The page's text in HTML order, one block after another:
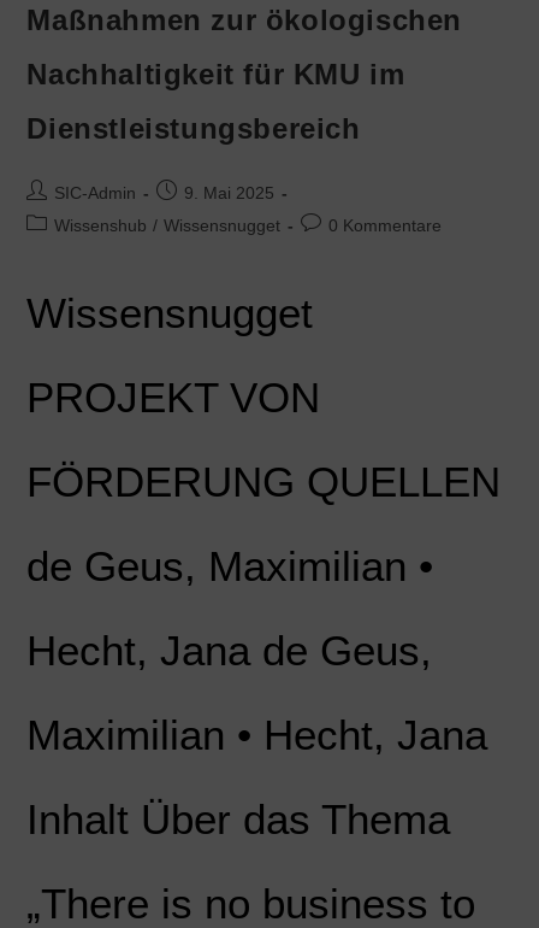
Maßnahmen zur ökologischen
Nachhaltigkeit für KMU im
Dienstleistungsbereich
SIC-Admin
9. Mai 2025
Wissenshub / Wissensnugget 0 Kommentare
Wissensnugget
PROJEKT VON
FÖRDERUNG QUELLEN
de Geus, Maximilian •
Hecht, Jana de Geus,
Maximilian • Hecht, Jana
Inhalt Über das Thema
„There is no business to